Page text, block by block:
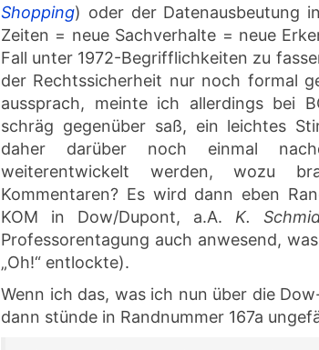
Shopping) oder der Datenausbeutung
Zeiten = neue Sachverhalte = neue
Fall unter 1972-Begrifflichkeiten zu
der Rechtssicherheit nur noch formal
aussprach, meinte ich allerdings bei
schräg gegenüber saß, ein leichtes
daher darüber noch einmal
weiterentwickelt werden, wozu
Kommentaren? Es wird dann eben
KOM in Dow/Dupont, a.A. K.
Professorentagung auch anwesend,
„Oh!“ entlockte).
Wenn ich das, was ich nun über die
dann stünde in Randnummer 167a